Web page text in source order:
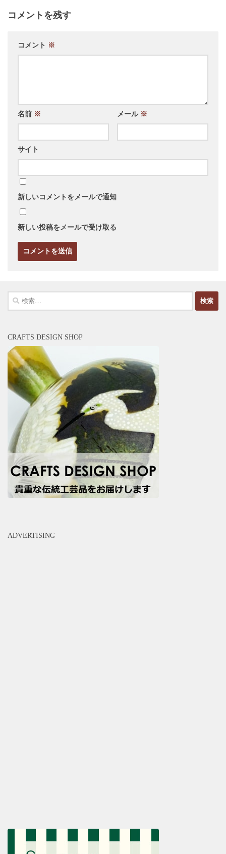
コメントを残す
コメント ※
名前 ※ メール ※
サイト
新しいコメントをメールで通知
新しい投稿をメールで受け取る
検
索:
CRAFTS DESIGN SHOP
ADVERTISING